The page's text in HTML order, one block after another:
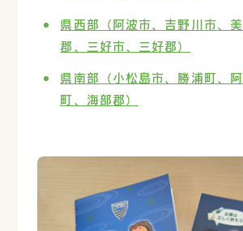
県西部（阿波市、吉野川市、
郡、三好市、三好郡）
県南部（小松島市、勝浦町、
町、海部郡）